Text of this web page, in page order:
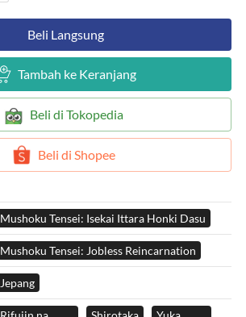
`Beli Langsung
Tambah ke Keranjang
` Beli di Tokopedia
` Beli di Shopee
Mushoku Tensei: Isekai Ittara Honki Dasu
Mushoku Tensei: Jobless Reincarnation
Jepang